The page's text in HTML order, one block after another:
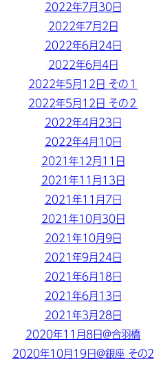
2022年7月30日
2022年7月2日
2022年6月24日
2022年6月4日
2022年5月12日 その１
2022年5月12日 その２
2022年4月23日
2022年4月10日
2021年12月11日
2021年11月13日
2021年11月7日
2021年10月30日
2021年10月9日
2021年9月24日
2021年6月18日
2021年6月13日
2021年3月28日
2020年11月8日@合羽橋
2020年10月19日@銀座 その2